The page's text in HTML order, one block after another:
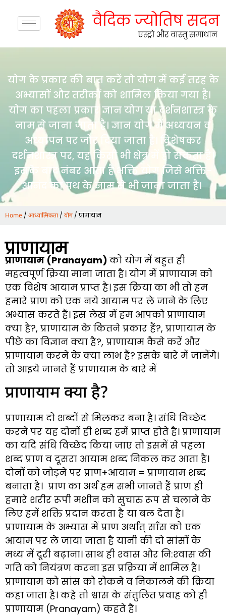
योग के प्रकार की बात करें तो योग में कई तरह के
अभ्यासों और तरीकों को शामिल किया गया है।
योग का पहला प्रकार ज्ञान योग या दर्शनशास्त्र के
नाम से जाना जाता है। ज्ञान योग में अध्ययन व
अध्यापन पर जोर दिया जाता है। विशेषकर
दर्शनशास्त्र पर, यह किसी भी क्षेत्र में हो सकता है।
इसके बाद नंबर आता है भक्ति योग जिसे भक्ति-
आनंद का पथ के नाम से भी जाना जाता है।
Home / आध्यात्मिकता/ योग / प्राणायाम
प्राणायाम
प्राणायाम (Pranayam) को योग में बहुत ही
महत्वपूर्ण क्रिया माना जाता है। योग में प्राणायाम को
एक विशेष आयाम प्राप्त है। इस क्रिया का भी तो हम
हमारे प्राण को एक नये आयाम पर ले जाने के लिए
अभ्यास करते हैं। इस लेख में हम आपको प्राणायाम
क्या है?, प्राणायाम के कितने प्रकार हैं?, प्राणायाम के
पीछे का विज्ञान क्या है?, प्राणायाम कैसे करें और
प्राणायाम करने के क्या लाभ हैं? इसके बारे में जानेंगे।
तो आइये जानते हैं प्राणायाम के बारे में
प्राणायाम क्या है?
प्राणायाम दो शब्दों से मिलकर बना है। संधि विच्छेद
करने पर यह दोनों ही शब्द हमें प्राप्त होते है। प्राणायाम
का यदि संधि विच्छेद किया जाए तो इसमें से पहला
शब्द प्राण व दूसरा आयाम शब्द निकल कर आता है।
दोनों को जोड़ने पर प्राण+आयाम = प्राणायाम शब्द
बनाता है। प्राण का अर्थ हम सभी जानते हैं प्राण ही
हमारे शरीर रूपी मशीन को सुचारु रूप से चलाने के
लिए हमें शक्ति प्रदान करता है या बल देता है।
प्राणायाम के अभ्यास में प्राण अर्थात् साँस को एक
आयाम पर ले जाया जाता है यानी की दो सांसों के
मध्य में दूरी बढ़ाना। साथ ही श्‍वास और नि:श्‍वास की
गति को नियंत्रण करना इस प्रक्रिया में शामिल है।
प्राणायाम को सांस को रोकने व निकालने की क्रिया
कहा जाता है। कहे तो श्वास के संतुलित प्रवाह को ही
प्राणायाम (Pranayam) कहते हैं।